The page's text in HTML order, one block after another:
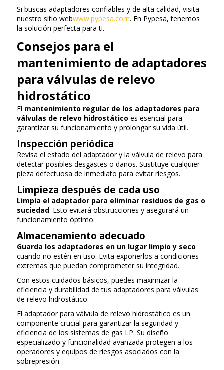
Si buscas adaptadores confiables y de alta calidad, visita
nuestro sitio webwww.pypesa.com. En Pypesa, tenemos
la solución perfecta para ti.
Consejos para el
mantenimiento de adaptadores
para válvulas de relevo
hidrostático
El mantenimiento regular de los adaptadores para
válvulas de relevo hidrostático es esencial para
garantizar su funcionamiento y prolongar su vida útil.
Inspección periódica
Revisa el estado del adaptador y la válvula de relevo para
detectar posibles desgastes o daños. Sustituye cualquier
pieza defectuosa de inmediato para evitar riesgos.
Limpieza después de cada uso
Limpia el adaptador para eliminar residuos de gas o
suciedad. Esto evitará obstrucciones y asegurará un
funcionamiento óptimo.
Almacenamiento adecuado
Guarda los adaptadores en un lugar limpio y seco
cuando no estén en uso. Evita exponerlos a condiciones
extremas que puedan comprometer su integridad.
Con estos cuidados básicos, puedes maximizar la
eficiencia y durabilidad de tus adaptadores para válvulas
de relevo hidrostático.
El adaptador para válvula de relevo hidrostático es un
componente crucial para garantizar la seguridad y
eficiencia de los sistemas de gas LP. Su diseño
especializado y funcionalidad avanzada protegen a los
operadores y equipos de riesgos asociados con la
sobrepresión.